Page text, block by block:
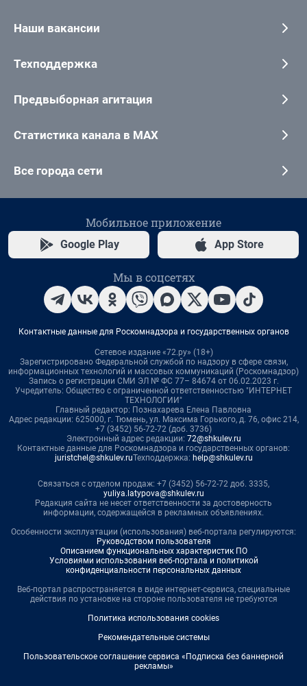
Наши вакансии
Техподдержка
Предвыборная агитация
Статистика канала в MAX
Все города сети
Мобильное приложение
Google Play App Store
Мы в соцсетях
Контактные данные для Роскомнадзора и государственных органов
Сетевое издание «72.ру» (18+)
Зарегистрировано Федеральной службой по надзору в сфере связи,
информационных технологий и массовых коммуникаций (Роскомнадзор)
Запись о регистрации СМИ ЭЛ № ФС 77– 84674 от 06.02.2023 г.
Учредитель: Общество с ограниченной ответственностью "ИНТЕРНЕТ
ТЕХНОЛОГИИ"
Главный редактор: Познахарева Елена Павловна
Адрес редакции: 625000, г. Тюмень, ул. Максима Горького, д. 76, офис 214,
+7 (3452) 56-72-72 (доб. 3736)
Электронный адрес редакции: 72@shkulev.ru
Контактные данные для Роскомнадзора и государственных органов:
juristchel@shkulev.ruТехподдержка: help@shkulev.ru
Связаться с отделом продаж: +7 (3452) 56-72-72 доб. 3335,
yuliya.latypova@shkulev.ru
Редакция сайта не несет ответственности за достоверность
информации, содержащейся в рекламных объявлениях.
Особенности эксплуатации (использования) веб-портала регулируются:
Руководством пользователя
Описанием функциональных характеристик ПО
Условиями использования веб-портала и политикой
конфиденциальности персональных данных
Веб-портал распространяется в виде интернет-сервиса, специальные
действия по установке на стороне пользователя не требуются
Политика использования cookies
Рекомендательные системы
Пользовательское соглашение сервиса «Подписка без баннерной
рекламы»